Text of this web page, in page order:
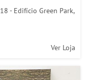
- Edifício Green Park,
Ver Loja